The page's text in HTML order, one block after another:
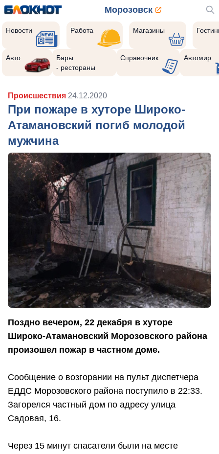
Морозовск
Новости Работа Магазины
Авто
Бары
- рестораны
Справочник Автомир
Происшествия 24.12.2020
При пожаре в хуторе Широко-
Атамановский погиб молодой
мужчина
Поздно вечером, 22 декабря в хуторе
Широко-Атамановский Морозовского района
произошел пожар в частном доме.
Сообщение о возгорании на пульт диспетчера
ЕДДС Морозовского района поступило в 22:33.
Загорелся частный дом по адресу улица
Садовая, 16.
Через 15 минут спасатели были на месте